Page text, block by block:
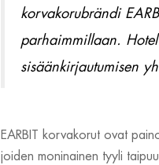
korvakorubrändi
parhaimmillaan.
sisäänkirjautumisen
EARBIT korvakorut ovat
joiden moninainen tyyli